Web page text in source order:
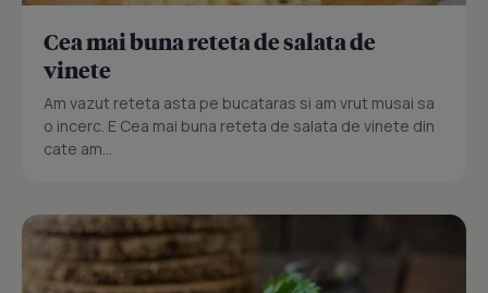
Cea mai buna reteta de salata de
vinete
Am vazut reteta asta pe bucataras si am vrut musai sa
o incerc. E Cea mai buna reteta de salata de vinete din
cate am...